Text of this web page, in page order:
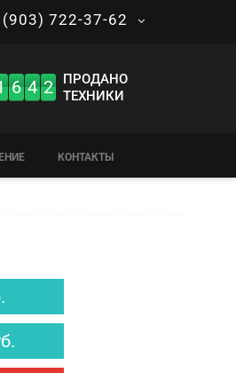
722-37-62
6 4 2
ПРОДАНО
ТЕХНИКИ
КОНТАКТЫ